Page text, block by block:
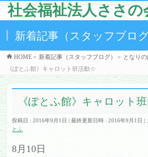
社会福祉法人ささの
新着記事（スタッフブログ
HOME » 新着記事（スタッフブログ） » となり
《ぽとふ館》キャロット班活動☆
《ぽとふ館》キャロット
投稿日 : 2016年9月1日 最終更新日時 : 2016年9月1日
とふ
8月10日